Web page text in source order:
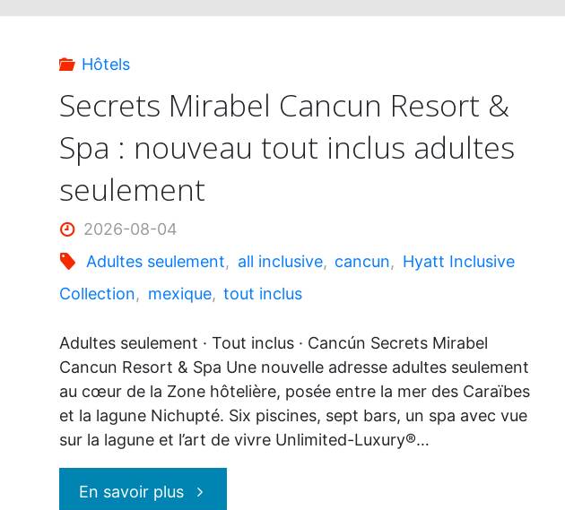
Hôtels
Secrets Mirabel Cancun Resort &
Spa : nouveau tout inclus adultes
seulement
2026-08-04
Adultes seulement, all inclusive, cancun, Hyatt Inclusive
Collection, mexique, tout inclus
Adultes seulement · Tout inclus · Cancún Secrets Mirabel
Cancun Resort & Spa Une nouvelle adresse adultes seulement
au cœur de la Zone hôtelière, posée entre la mer des Caraïbes
et la lagune Nichupté. Six piscines, sept bars, un spa avec vue
sur la lagune et l’art de vivre Unlimited-Luxury®…
En savoir plus"Secrets